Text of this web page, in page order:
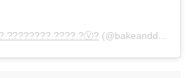
???????? ???? ?Ⓥ? (@bakeanddestroy) on